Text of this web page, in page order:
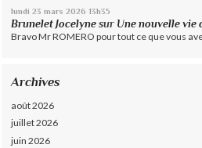
lundi 23 mars 2026 13h35
Brunelet Jocelyne sur Une nouvelle vie
Bravo Mr ROMERO pour tout ce que vous
Archives
août 2026
juillet 2026
juin 2026